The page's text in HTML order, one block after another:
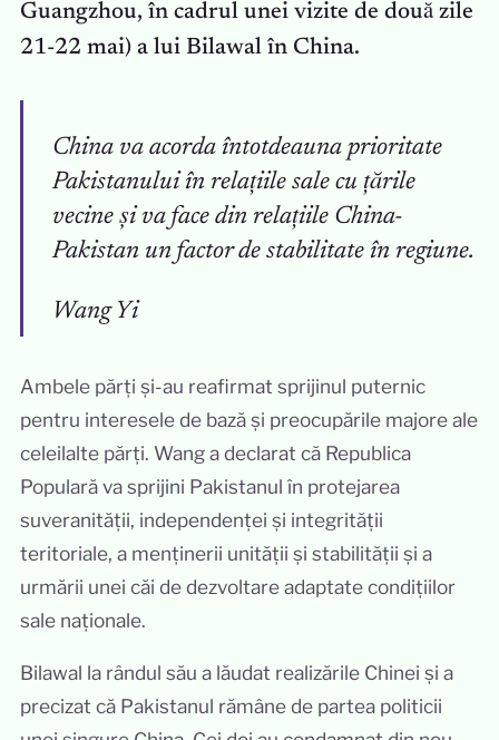
Guangzhou, în cadrul unei vizite de două zile
21-22 mai) a lui Bilawal în China.
China va acorda întotdeauna prioritate
Pakistanului în relațiile sale cu țările
vecine și va face din relațiile China-
Pakistan un factor de stabilitate în regiune.
Wang Yi
Ambele părți și-au reafirmat sprijinul puternic
pentru interesele de bază și preocupările majore ale
celeilalte părți. Wang a declarat că Republica
Populară va sprijini Pakistanul în protejarea
suveranității, independenței și integrității
teritoriale, a menținerii unității și stabilității și a
urmării unei căi de dezvoltare adaptate condițiilor
sale naționale.
Bilawal la rândul său a lăudat realizările Chinei și a
precizat că Pakistanul rămâne de partea politicii